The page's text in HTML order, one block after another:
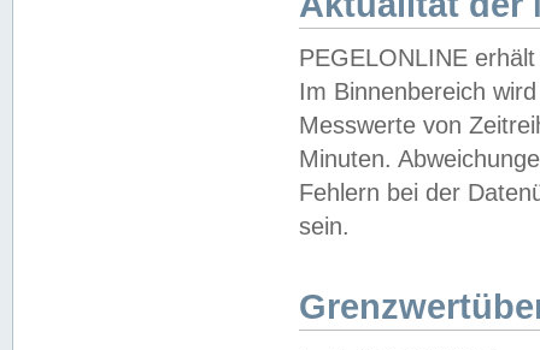
PEGELONLINE
Im Binnenbereich
Messwerte von
Minuten.
Fehlern bei der
sein.